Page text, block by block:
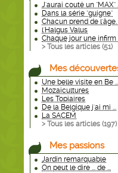
J'aurai couté un "MAX"
Dans la série "guigne"
Chacun prend de l'âge.
l'Halgus Valus
Chaque jour une infirm
> Tous les articles (51)
Mes
Une belle visite en Be ...
Mozaicultures
Les Topiaires
De la Belgique j'ai mi ...
La SACEM
> Tous les articles (197)
Mes passions
Jardin remarquable
On peut le dire ... de ...